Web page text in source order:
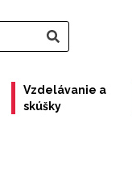
Vzdelávanie a
skúšky